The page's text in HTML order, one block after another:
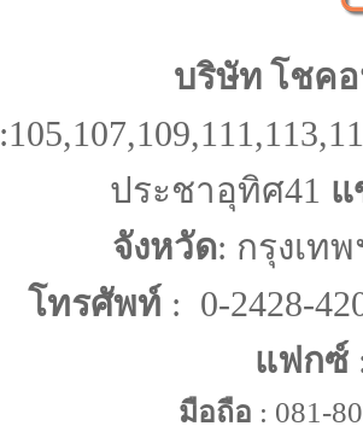
บริษัท โชค
ประชาอุทิศ41 แ
จังหวัด: กรุงเท
โทรศัพท์ : 0-2428-
แฟกซ์
มือถือ : 081-